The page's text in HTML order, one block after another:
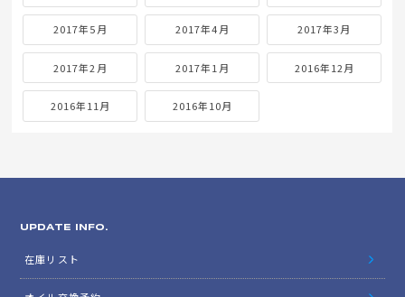
2017年5月 2017年4月 2017年3月
2017年2月 2017年1月 2016年12月
2016年11月 2016年10月
UPDATE INFO.
在庫リスト